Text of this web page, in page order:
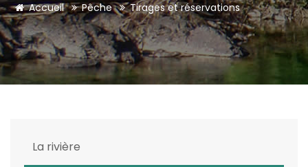
Accueil Pêche Tirages et réservations
La rivière